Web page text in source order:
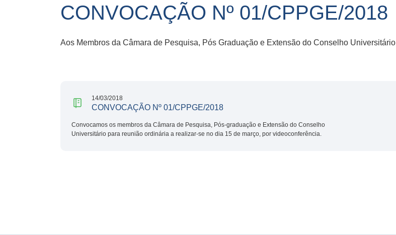
CONVOCAÇÃO Nº 01/CPPGE/2018
Aos Membros da Câmara de Pesquisa, Pós Graduação e Extensão do Conselho Universitário
14/03/2018
CONVOCAÇÃO Nº 01/CPPGE/2018
Convocamos os membros da Câmara de Pesquisa, Pós-graduação e Extensão do Conselho
Universitário para reunião ordinária a realizar-se no dia 15 de março, por videoconferência.